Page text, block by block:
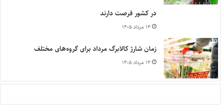
در کشور فرصت دارند
۱۴ مرداد ۱۴۰۵
زمان شارژ کالابرگ مرداد برای گروه‌های مختلف
۱۴ مرداد ۱۴۰۵